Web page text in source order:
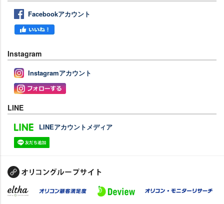
Facebookアカウント
Instagram
Instagramアカウント
LINE
LINEアカウントメディア